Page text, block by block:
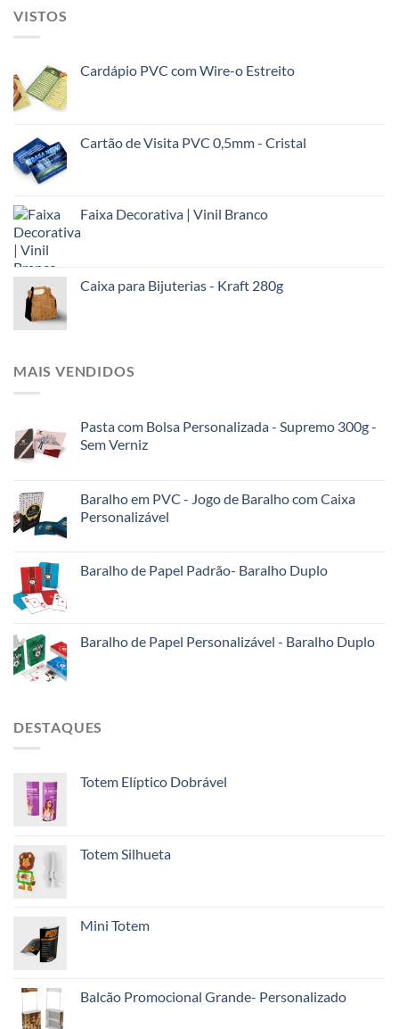
VISTOS
Cardápio PVC com Wire-o Estreito
Cartão de Visita PVC 0,5mm - Cristal
Faixa Decorativa | Vinil Branco
Caixa para Bijuterias - Kraft 280g
MAIS VENDIDOS
Pasta com Bolsa Personalizada - Supremo 300g -
Sem Verniz
Baralho em PVC - Jogo de Baralho com Caixa
Personalizável
Baralho de Papel Padrão- Baralho Duplo
Baralho de Papel Personalizável - Baralho Duplo
DESTAQUES
Totem Elíptico Dobrável
Totem Silhueta
Mini Totem
Balcão Promocional Grande- Personalizado